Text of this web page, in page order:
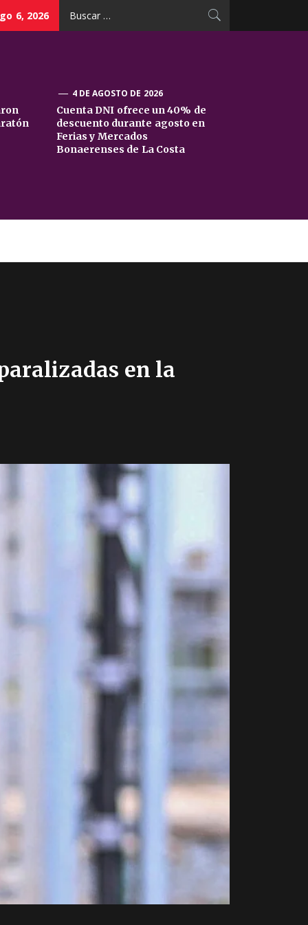
6, 2026
4 DE AGOSTO DE 2026
Cuenta DNI ofrece un 40% de
descuento durante agosto en
Ferias y Mercados
Bonaerenses de La Costa
en la